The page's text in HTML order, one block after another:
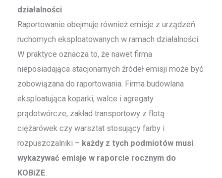
działalności
Raportowanie obejmuje również emisje z urządzeń
ruchomych eksploatowanych w ramach działalności.
W praktyce oznacza to, że nawet firma
nieposiadająca stacjonarnych źródeł emisji może być
zobowiązana do raportowania. Firma budowlana
eksploatująca koparki, walce i agregaty
prądotwórcze, zakład transportowy z flotą
ciężarówek czy warsztat stosujący farby i
rozpuszczalniki – każdy z tych podmiotów musi
wykazywać emisje w raporcie rocznym do
KOBiZE